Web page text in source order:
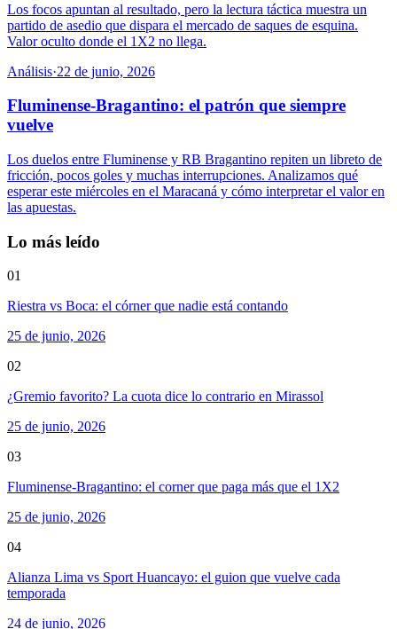
Los focos apuntan al resultado, pero la lectura táctica muestra un
partido de asedio que dispara el mercado de saques de esquina.
Valor oculto donde el 1X2 no llega.
Análisis·22 de junio, 2026
Fluminense-Bragantino: el patrón que siempre
vuelve
Los duelos entre Fluminense y RB Bragantino repiten un libreto de
fricción, pocos goles y muchas interrupciones. Analizamos qué
esperar este miércoles en el Maracaná y cómo interpretar el valor en
las apuestas.
Lo más leído
01
Riestra vs Boca: el córner que nadie está contando
25 de junio, 2026
02
¿Gremio favorito? La cuota dice lo contrario en Mirassol
25 de junio, 2026
03
Fluminense-Bragantino: el corner que paga más que el 1X2
25 de junio, 2026
04
Alianza Lima vs Sport Huancayo: el guion que vuelve cada
temporada
24 de junio, 2026